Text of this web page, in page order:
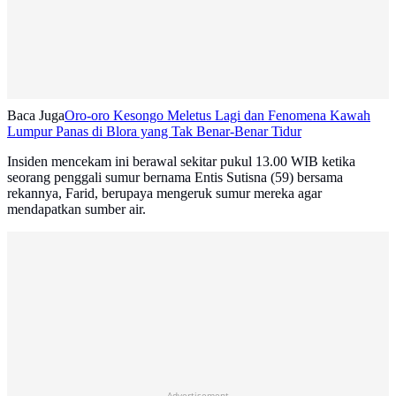
Baca JugaOro-oro Kesongo Meletus Lagi dan Fenomena Kawah
Lumpur Panas di Blora yang Tak Benar-Benar Tidur
Insiden mencekam ini berawal sekitar pukul 13.00 WIB ketika
seorang penggali sumur bernama Entis Sutisna (59) bersama
rekannya, Farid, berupaya mengeruk sumur mereka agar
mendapatkan sumber air.